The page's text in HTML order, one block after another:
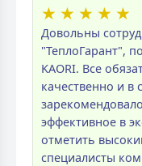
★ ★ ★ ★ ★
Довольны
"ТеплоГарант",
KAORI. Все
качественно и в
эффективное в
отметить
специалисты